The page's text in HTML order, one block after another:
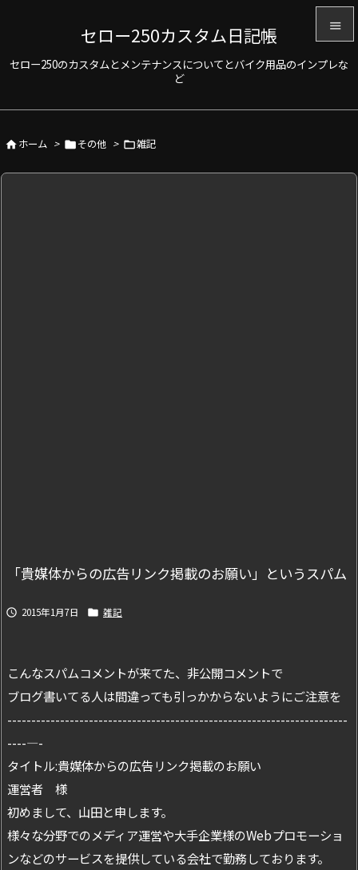
セロー250カスタム日記帳
セロー250のカスタムとメンテナンスについてとバイク用品のインプレな
ど


ホーム > その他 > 雑記
「貴媒体からの広告リンク掲載のお願い」というスパム
 2015年1月7日  雑記
こんなスパムコメントが来てた、非公開コメントで
ブログ書いてる人は間違っても引っかからないようにご注意を
-----------------------------------------------------------------------
----—-
タイトル:貴媒体からの広告リンク掲載のお願い
運営者 様
初めまして、山田と申します。
様々な分野でのメディア運営や大手企業様のWebプロモーショ
ンなどのサービスを提供している会社で勤務しております。